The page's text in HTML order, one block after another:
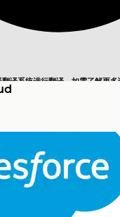
译系统进行翻译。如需了解更